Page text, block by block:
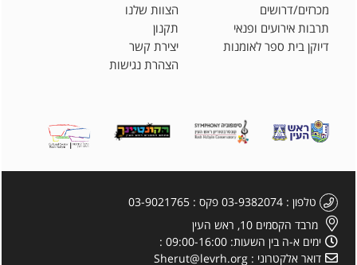
מכרזים/דרושים
תרבות אירועים ופנאי
דיוקן בית ספר לאומנות
הצוות שלנו
תקנון
יצירת קשר
הצהרת נגישות
טלפון 03-9382074 פקס
03-9021765
מרבד הקסמים 10, ראש העין
ימים א-ה בין השעות: 09:00-16:00
דואר אלקטרוני
Sherut@levrh.org